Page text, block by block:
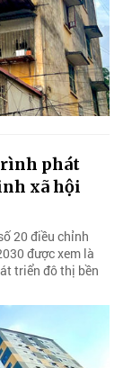
phát
xã hội
20 điều chỉnh
được xem là
triển đô thị bền